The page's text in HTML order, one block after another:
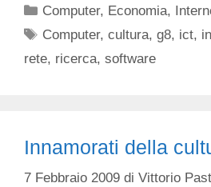
Categorie
Computer, Economia,
Tag
Computer,cultura,g8, ict,
rete, ricerca, software
Innamorati della
7 Febbraio 2009 di Vittorio